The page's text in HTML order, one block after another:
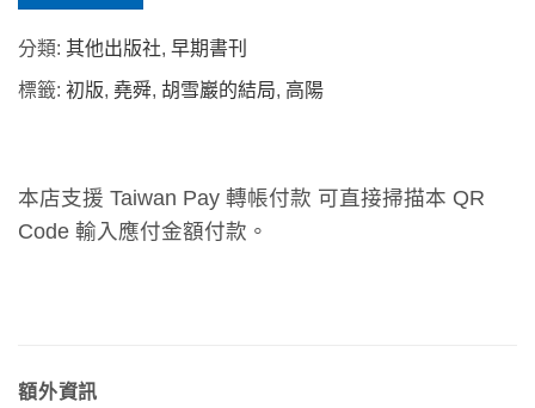
分類: 其他出版社, 早期書刊
標籤: 初版, 堯舜, 胡雪巖的結局, 高陽
本店支援 Taiwan Pay 轉帳付款 可直接掃描本 QR
Code 輸入應付金額付款。
額外資訊